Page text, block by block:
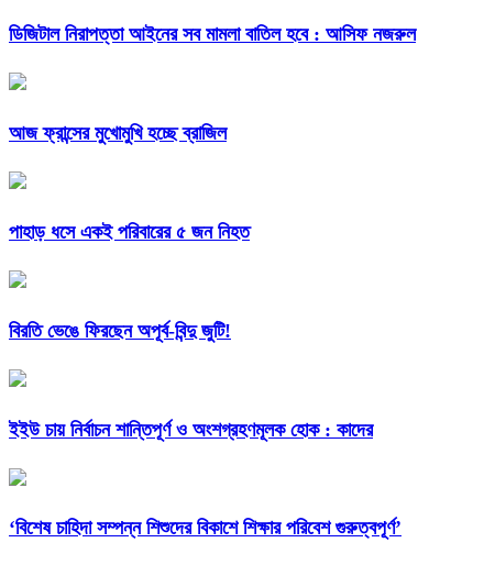
ডিজিটাল নিরাপত্তা আইনের সব মামলা বাতিল হবে : আসিফ নজরুল
আজ ফ্রান্সের মুখোমুখি হচ্ছে ব্রাজিল
পাহাড় ধসে একই পরিবারের ৫ জন নিহত
বিরতি ভেঙে ফিরছেন অপূর্ব-বিন্দু জুটি!
ইইউ চায় নির্বাচন শান্তিপূর্ণ ও অংশগ্রহণমূলক হোক : কাদের
‘বিশেষ চাহিদা সম্পন্ন শিশুদের বিকাশে শিক্ষার পরিবেশ গুরুত্বপূর্ণ’